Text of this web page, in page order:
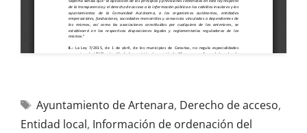
Ayuntamiento de Artenara, Derecho de acceso,
Entidad local, Información de ordenación del